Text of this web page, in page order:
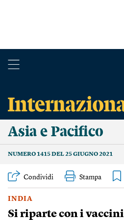
Asia e Pacifico
NUMERO 1415 DEL 25 GIUGNO 2021
Condividi Stampa
INDIA
Si riparte con i vaccini